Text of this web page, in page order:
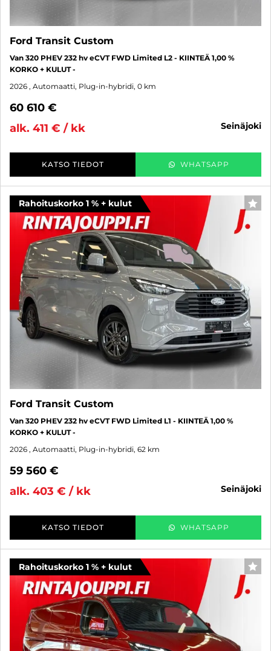
Ford Transit Custom
Van 320 PHEV 232 hv eCVT FWD Limited L2 - KIINTEÄ 1,00 %
KORKO + KULUT -
2026 , Automaatti, Plug-in-hybridi, 0 km
60 610 €
alk. 411 € / kk
seinäjoki
KATSO TIEDOT WHATSAPP
Rahoituskorko 1 % + kulut
Ford Transit Custom
Van 320 PHEV 232 hv eCVT FWD Limited L1 - KIINTEÄ 1,00 %
KORKO + KULUT -
2026 , Automaatti, Plug-in-hybridi, 62 km
59 560 €
alk. 403 € / kk
seinäjoki
KATSO TIEDOT WHATSAPP
Rahoituskorko 1 % + kulut